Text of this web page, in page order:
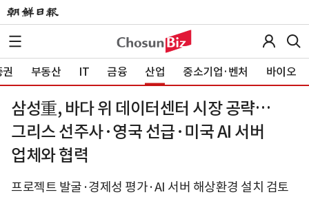
부동산 IT 금융 산업 중소기업·벤처 바이오
삼성重, 바다 위 데이터센터 시장 공략…
그리스 선주사·영국 선급·미국 AI 서버
업체와 협력
프로젝트 발굴·경제성 평가·AI 서버 해상환경 설치 검토